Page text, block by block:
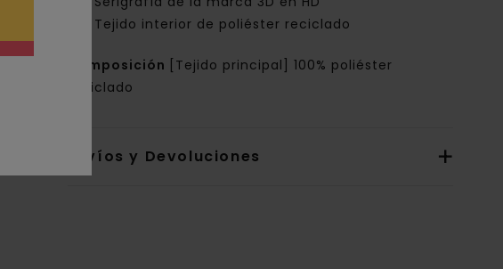
Tejido interior de poliéster reciclado
Composición
[Tejido principal] 100% poliéster
reciclado
Envíos y Devoluciones